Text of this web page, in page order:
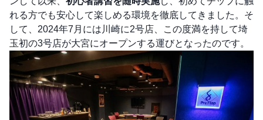
れる方でも安心して楽しめる環境を徹底してきました。そ
して、2024年7月には川崎に2号店、この度満を持して埼
玉初の3号店が大宮にオープンする運びとなったのです。